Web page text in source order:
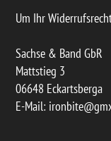
Um Ihr
Sachse & Band GbR
Mattstieg 3
06648 Eckartsberga
E-Mail: